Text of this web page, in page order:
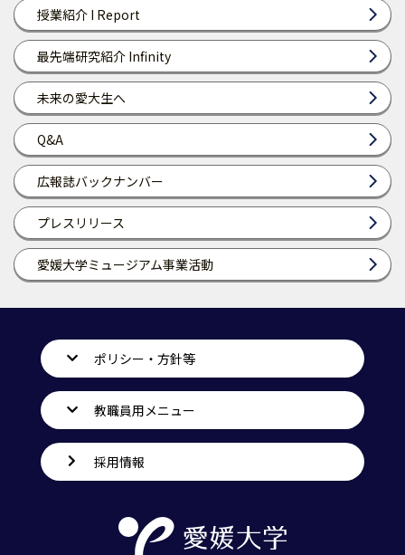
授業紹介 I Report
最先端研究紹介 Infinity
未来の愛大生へ
Q&A
広報誌バックナンバー
プレスリリース
愛媛大学ミュージアム事業活動
ポリシー・方針等
教職員用メニュー
採用情報